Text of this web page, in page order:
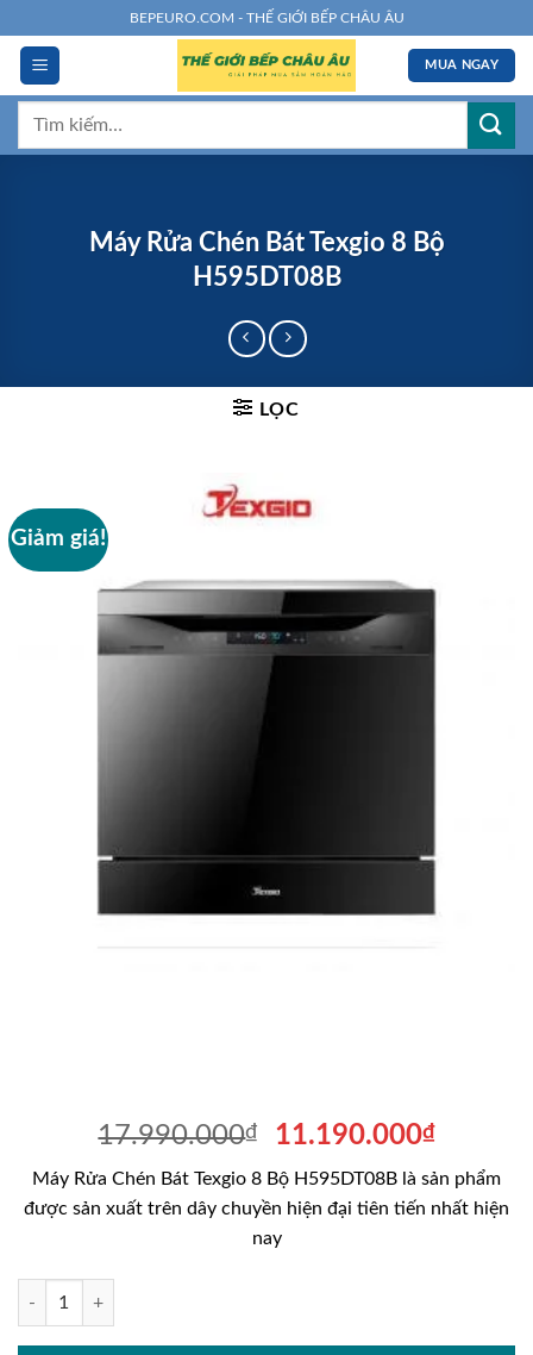
đến
dung
BEPEURO.COM - THẾ GIỚI BẾP CHÂU ÂU
MUA NGAY
Tìm
Máy Rửa Chén Bát Texgio 8 Bộ
H595DT08B
LỌC
Giảm giá!
17.990.000₫
Giá
là:
17.990.000₫.
11.190.000₫Giá
hiện
tại
là:
Máy Rửa Chén Bát Texgio 8 Bộ H595DT08B là sản phẩm
được sản xuất trên dây chuyền hiện đại tiên tiến nhất hiện
nay
Máy Rửa Chén Bát Texgio 8 Bộ H595DT08B số lượng